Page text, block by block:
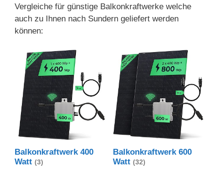
Vergleiche für günstige Balkonkraftwerke welche
auch zu Ihnen nach Sundern geliefert werden
können:
Balkonkraftwerk 400
Watt (3)
Balkonkraftwerk 600
Watt (32)